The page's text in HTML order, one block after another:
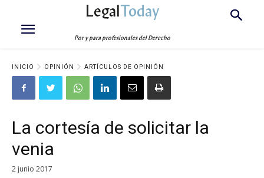
LegalToday
Por y para profesionales del Derecho
INICIO OPINIÓN ARTÍCULOS DE OPINIÓN
La cortesía de solicitar la
venia
2 junio 2017